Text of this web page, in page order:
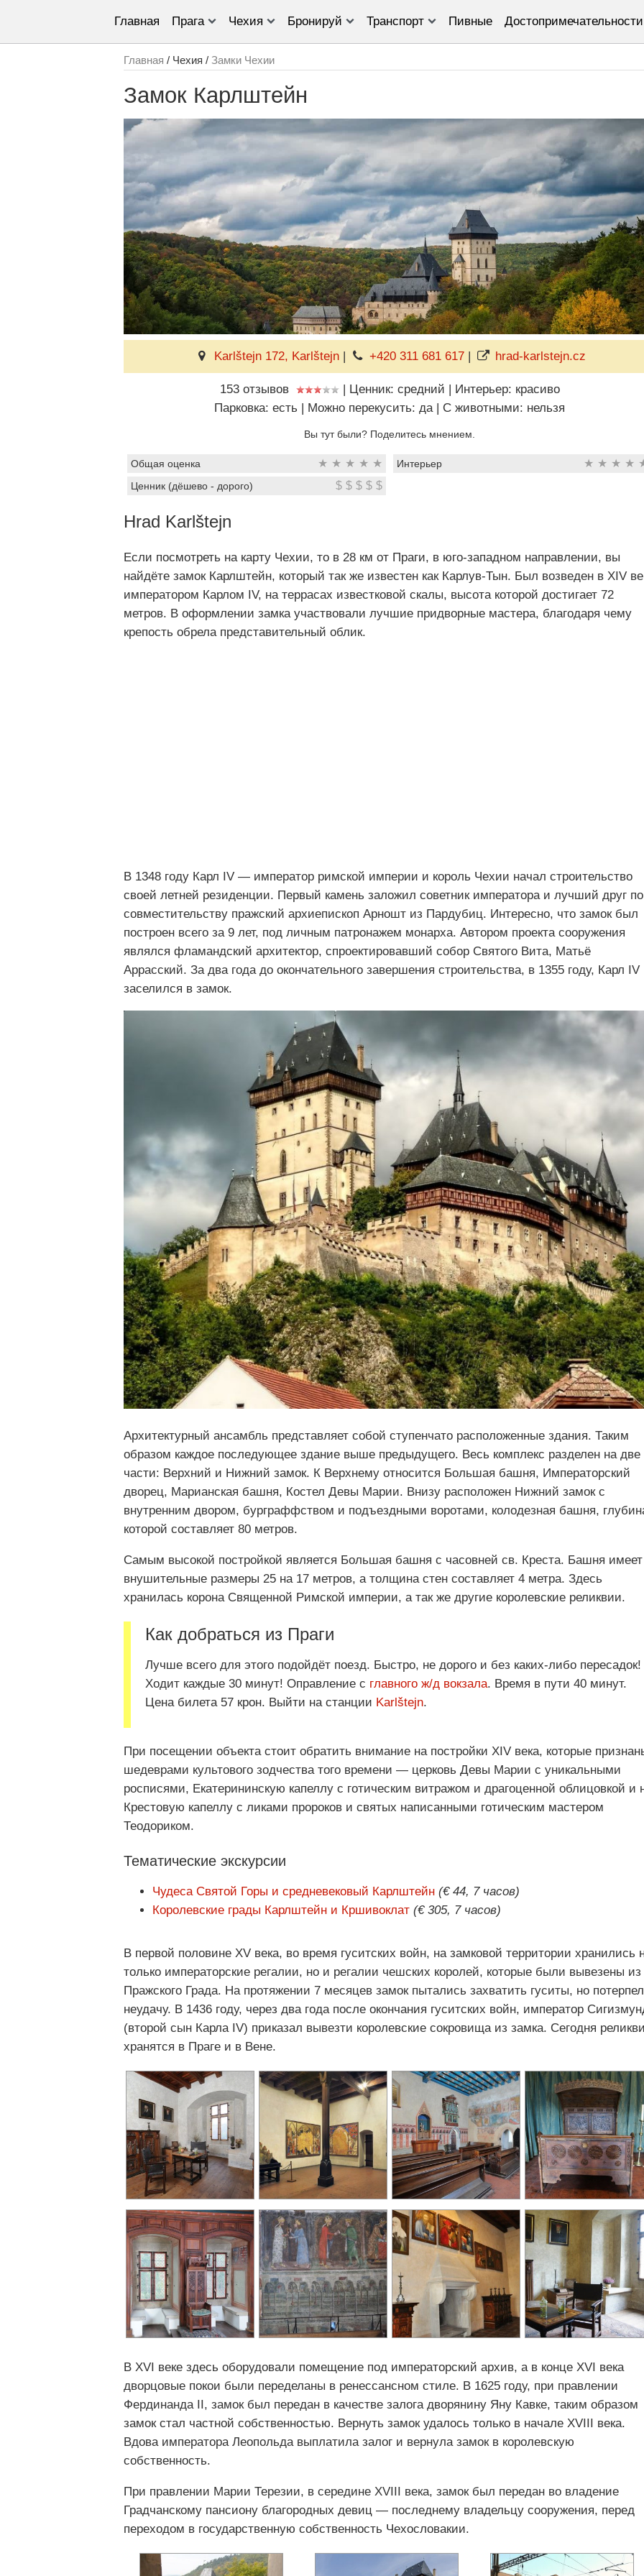
Главная Прага Чехия Бронируй Транспорт Пивные Достопримечательности
Главная / Чехия / Замки Чехии
Замок Карлштейн
Karlštejn 172, Karlštejn| +420 311 681 617 | hrad-karlstejn.cz
153 отзывов | Ценник: средний | Интерьер: красиво
Парковка: есть | Можно перекусить: да | C животными: нельзя
Вы тут были? Поделитесь мнением.
Общая оценка ★ ★ ★ ★ ★ Интерьер ★ ★ ★ ★
Ценник (дёшево - дорого) $ $ $ $ $
Hrad Karlštejn
Если посмотреть на карту Чехии, то в 28 км от Праги, в юго-западном направлении, вы
найдёте замок Карлштейн, который так же известен как Карлув-Тын. Был возведен в XIV
императором Карлом IV, на террасах известковой скалы, высота которой достигает 72
метров. В оформлении замка участвовали лучшие придворные мастера, благодаря чему
крепость обрела представительный облик.
В 1348 году Карл IV — император римской империи и король Чехии начал строительство
своей летней резиденции. Первый камень заложил советник императора и лучший друг по
совместительству пражский архиепископ Арношт из Пардубиц. Интересно, что замок был
построен всего за 9 лет, под личным патронажем монарха. Автором проекта сооружения
являлся фламандский архитектор, спроектировавший собор Святого Вита, Матьё
Аррасский. За два года до окончательного завершения строительства, в 1355 году, Карл IV
заселился в замок.
Архитектурный ансамбль представляет собой ступенчато расположенные здания. Таким
образом каждое последующее здание выше предыдущего. Весь комплекс разделен на две
части: Верхний и Нижний замок. К Верхнему относится Большая башня, Императорский
дворец, Марианская башня, Костел Девы Марии. Внизу расположен Нижний замок с
внутренним двором, бурграффством и подъездными воротами, колодезная башня,
которой составляет 80 метров.
Самым высокой постройкой является Большая башня с часовней св. Креста. Башня имеет
внушительные размеры 25 на 17 метров, а толщина стен составляет 4 метра. Здесь
хранилась корона Священной Римской империи, а так же другие королевские реликвии.
Как добраться из Праги
Лучше всего для этого подойдёт поезд. Быстро, не дорого и без каких-либо пересадок!
Ходит каждые 30 минут! Оправление с главного ж/д вокзала. Время в пути 40 минут.
Цена билета 57 крон. Выйти на станции Karlštejn.
При посещении объекта стоит обратить внимание на постройки XIV века, которые
шедеврами культового зодчества того времени — церковь Девы Марии с уникальными
росписями, Екатерининскую капеллу с готическим витражом и драгоценной облицовкой и
Крестовую капеллу с ликами пророков и святых написанными готическим мастером
Теодориком.
Тематические экскурсии
Чудеса Святой Горы и средневековый Карлштейн (€ 44, 7 часов)
Королевские грады Карлштейн и Кршивоклат (€ 305, 7 часов)
В первой половине XV века, во время гуситских войн, на замковой территории хранились
только императорские регалии, но и регалии чешских королей, которые были вывезены из
Пражского Града. На протяжении 7 месяцев замок пытались захватить гуситы, но
неудачу. В 1436 году, через два года после окончания гуситских войн, император
(второй сын Карла IV) приказал вывезти королевские сокровища из замка. Сегодня
хранятся в Праге и в Вене.
В XVI веке здесь оборудовали помещение под императорский архив, а в конце XVI века
дворцовые покои были переделаны в ренессансном стиле. В 1625 году, при правлении
Фердинанда II, замок был передан в качестве залога дворянину Яну Кавке, таким образом
замок стал частной собственностью. Вернуть замок удалось только в начале XVIII века.
Вдова императора Леопольда выплатила залог и вернула замок в королевскую
собственность.
При правлении Марии Терезии, в середине XVIII века, замок был передан во владение
Градчанскому пансиону благородных девиц — последнему владельцу сооружения, перед
переходом в государственную собственность Чехословакии.